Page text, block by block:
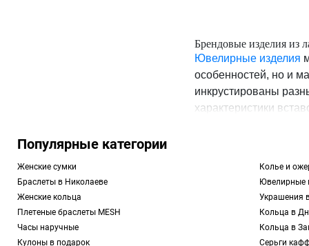
Брендовые изделия из
Ювелирные изделия
особенностей, но и
инкрустированы
характеристики
подойти к разным
Поэтому мы
которые подойдут
Популярные категории
Женские сумки
Браслеты в Николаеве
Женские кольца
Плетеные браслеты MESH
Часы наручные
Кулоны в подарок
Колье и
Ювелирные
Украшения
Кольца в
Кольца в
Серьги